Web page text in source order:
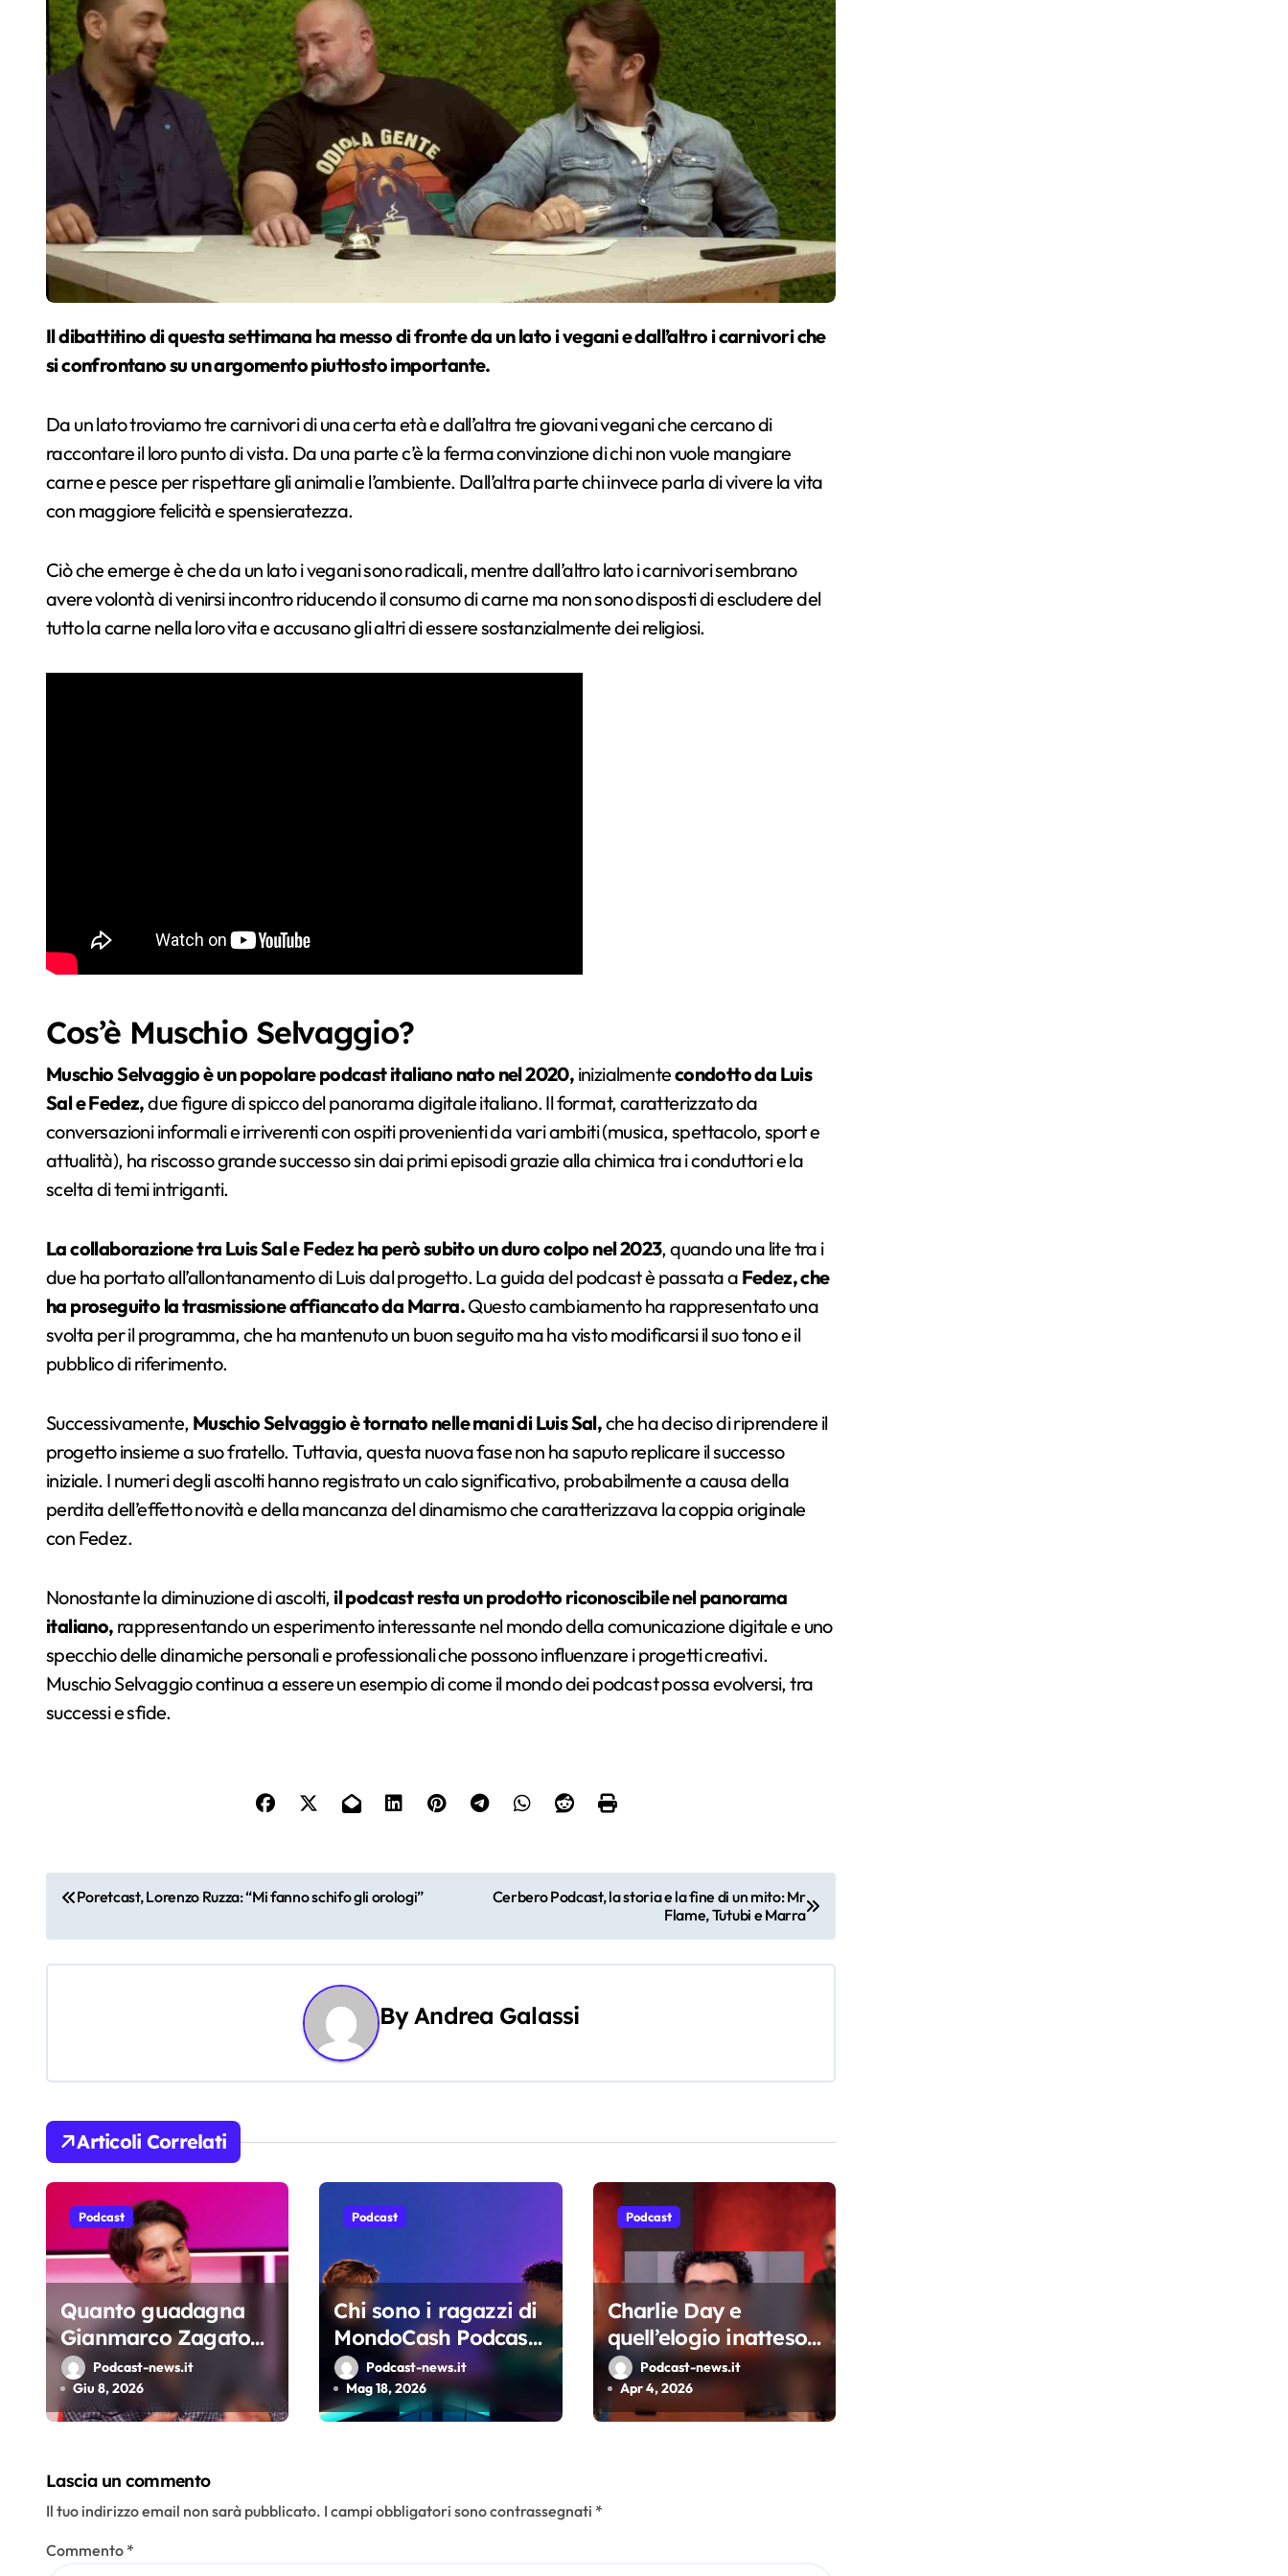
Il dibattitino di questa settimana ha messo di fronte da un lato i vegani e dall’altro i carnivori che
si confrontano su un argomento piuttosto importante.
Da un lato troviamo tre carnivori di una certa età e dall’altra tre giovani vegani che cercano di
raccontare il loro punto di vista. Da una parte c’è la ferma convinzione di chi non vuole mangiare
carne e pesce per rispettare gli animali e l’ambiente. Dall’altra parte chi invece parla di vivere la vita
con maggiore felicità e spensieratezza.
Ciò che emerge è che da un lato i vegani sono radicali, mentre dall’altro lato i carnivori sembrano
avere volontà di venirsi incontro riducendo il consumo di carne ma non sono disposti di escludere del
tutto la carne nella loro vita e accusano gli altri di essere sostanzialmente dei religiosi.
Cos’è Muschio Selvaggio?
Muschio Selvaggio è un popolare podcast italiano nato nel 2020, inizialmentecondotto da Luis
Sal e Fedez,due figure di spicco del panorama digitale italiano. Il format, caratterizzato da
conversazioni informali e irriverenti con ospiti provenienti da vari ambiti (musica, spettacolo, sport e
attualità), ha riscosso grande successo sin dai primi episodi grazie alla chimica tra i conduttori e la
scelta di temi intriganti.
La collaborazione tra Luis Sal e Fedez ha però subito un duro colpo nel 2023, quando una lite tra i
due ha portato all’allontanamento di Luis dal progetto. La guida del podcast è passata a Fedez, che
ha proseguito la trasmissione affiancato da Marra.Questo cambiamento ha rappresentato una
svolta per il programma, che ha mantenuto un buon seguito ma ha visto modificarsi il suo tono e il
pubblico di riferimento.
Successivamente, Muschio Selvaggio è tornato nelle mani di Luis Sal,che ha deciso di riprendere il
progetto insieme a suo fratello. Tuttavia, questa nuova fase non ha saputo replicare il successo
iniziale. I numeri degli ascolti hanno registrato un calo significativo, probabilmente a causa della
perdita dell’effetto novità e della mancanza del dinamismo che caratterizzava la coppia originale
con Fedez.
Nonostante la diminuzione di ascolti, il podcast resta un prodotto riconoscibile nel panorama
italiano, rappresentando un esperimento interessante nel mondo della comunicazione digitale e uno
specchio delle dinamiche personali e professionali che possono influenzare i progetti creativi.
Muschio Selvaggio continua a essere un esempio di come il mondo dei podcast possa evolversi, tra
successi e sfide.
N
a
v
a
z
i
n
e
a
r
t
c
o
l
Poretcast, Lorenzo Ruzza: “Mi fanno schifo gli orologi”
Cerbero Podcast, la storia e la fine di un mito: Mr
Flame, Tutubi e Marra
ByAndrea Galassi
Articoli Correlati
Podcast
Quanto guadagna
Gianmarco Zagato?
Le stime sui
guadagni dello
youtuber da oltre 2
Podcast-news.it
Giu 8, 2026
Podcast
Chi sono i ragazzi di
MondoCash Podcast
e quanto guadagna
davvero il progetto
Podcast-news.it
Mag 18, 2026
Podcast
Charlie Day e
quell’elogio inatteso
a Luigi Mangione: la
battuta a Tintoria
che incendia il web
Podcast-news.it
Apr 4, 2026
Lascia un commento
Il tuo indirizzo email non sarà pubblicato. I campi obbligatori sono contrassegnati *
Commento *